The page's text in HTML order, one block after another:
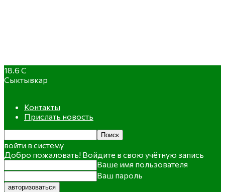
18.6 C
Сыктывкар
Контакты
Прислать новость
войти в систему
Добро пожаловать! Войдите в свою учётную запись
Ваше имя пользователя
Ваш пароль